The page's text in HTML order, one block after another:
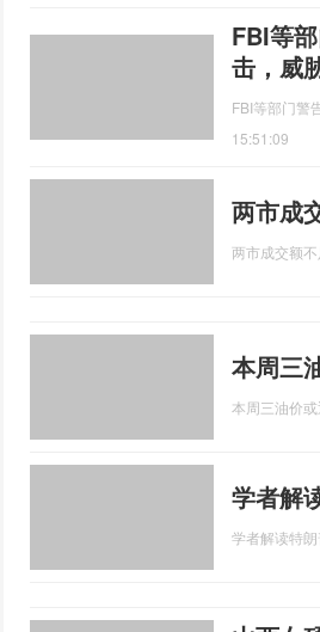
FBI等
击，威
FBI等部门警
15:51:09
两市成
两市成交额
本周三
本周三油价
学者解
学者解读特